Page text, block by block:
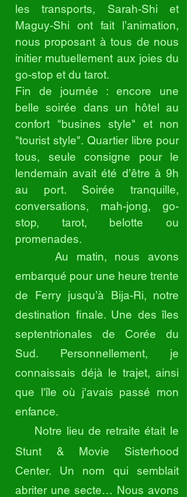
les transports, Sarah-Shi et
Maguy-Shi ont fait l’animation,
nous proposant à tous de nous
initier mutuellement aux joies du
go-stop et du tarot.
Fin de journée : encore une
belle soirée dans un hôtel au
confort "busines style" et non
"tourist style". Quartier libre pour
tous, seule consigne pour le
lendemain avait été d’être à 9h
au port. Soirée tranquille,
conversations, mah-jong, go-
stop, tarot, belotte ou
promenades.
Au matin, nous avons
embarqué pour une heure trente
de Ferry jusqu’à Bija-Ri, notre
destination finale. Une des îles
septentrionales de Corée du
Sud. Personnellement, je
connaissais déjà le trajet, ainsi
que l'île où j'avais passé mon
enfance.
Notre lieu de retraite était le
Stunt & Movie Sisterhood
Center. Un nom qui semblait
abriter une secte… Nous avons